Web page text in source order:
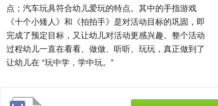
点；汽车玩具符合幼儿爱玩的特点。其中的手指游戏
《十个小矮人》和《拍拍手》是对活动目标的巩固，即
完成了预定目标，又让幼儿对活动更感兴趣。整个活动
过程幼儿一直在看看、做做、听听、玩玩，真正做到了
让幼儿在 “玩中学，学中玩。”